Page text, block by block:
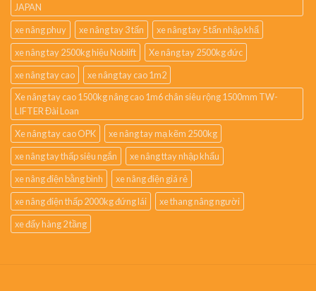
JAPAN
xe nâng phuy
xe nâng tay 3 tấn
xe nâng tay 5 tấn nhập khẩ
xe nâng tay 2500kg hiệu Noblift
Xe nâng tay 2500kg đức
xe nâng tay cao
xe nâng tay cao 1m2
Xe nâng tay cao 1500kg nâng cao 1m6 chân siêu rộng 1500mm TW-
LIFTER Đài Loan
Xe nâng tay cao OPK
xe nâng tay mạ kẽm 2500kg
xe nâng tay thấp siêu ngắn
xe nâng ttay nhập khẩu
xe nâng điện bằng bình
xe nâng điện giá rẻ
xe nâng điện thấp 2000kg đứng lái
xe thang nâng người
xe đẩy hàng 2 tầng